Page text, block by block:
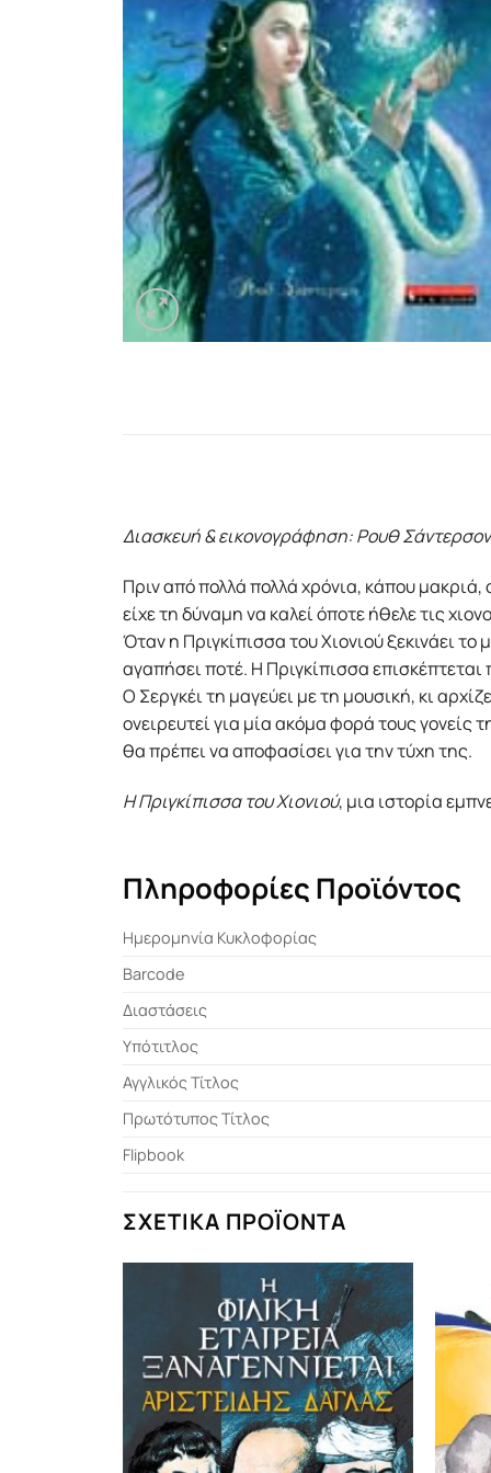
Διασκευή & εικονογράφηση: Ρουθ Σάντερσον
Πριν από πολλά πολλά χρόνια, κάπου
είχε τη δύναμη να καλεί όποτε ήθελε τις
Όταν η Πριγκίπισσα του Χιονιού ξεκινάει
αγαπήσει ποτέ. Η Πριγκίπισσα
Ο Σεργκέι τη μαγεύει με τη μουσική, κι
ονειρευτεί για μία ακόμα φορά τους
θα πρέπει να αποφασίσει για την τύχη της.
Η Πριγκίπισσα του Χιονιού, μια ιστορία
Πληροφορίες Προϊόντος
Ημερομηνία Κυκλοφορίας
Barcode
Διαστάσεις
Υπότιτλος
Αγγλικός Τίτλος
Πρωτότυπος Τίτλος
Flipbook
ΣΧΕΤΙΚΆ ΠΡΟΪΌΝΤΑ